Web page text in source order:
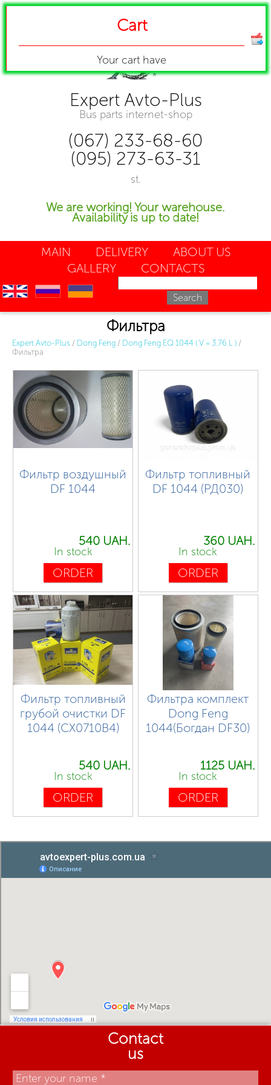
Expert Avto-Plus
Bus parts internet-shop
(067) 233-68-60
(095) 273-63-31
st.
We are working! Your warehouse.
Availability is up to date!
MAIN DELIVERY
ABOUT US
GALLERY
CONTACTS
en ru uk
Фильтра
Expert Avto-Plus / Dong Feng / Dong Feng EQ 1044 ( V = 3.76 L ) /
Фильтра
Фильтр воздушный
DF 1044
540 UAH.
In stock
ORDER
Фильтр топливный
DF 1044 (РД030)
360 UAH.
In stock
ORDER
Фильтр топливный
грубой очистки DF
1044 (CX0710B4)
540 UAH.
In stock
ORDER
Фильтра комплект
Dong Feng
1044(Богдан DF30)
1125 UAH.
In stock
ORDER
Cart
Your cart have
Contact
us